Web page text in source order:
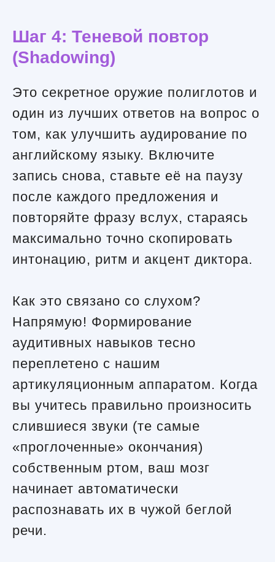
Шаг 4: Теневой повтор
(Shadowing)
Это секретное оружие полиглотов и
один из лучших ответов на вопрос о
том, как улучшить аудирование по
английскому языку. Включите
запись снова, ставьте её на паузу
после каждого предложения и
повторяйте фразу вслух, стараясь
максимально точно скопировать
интонацию, ритм и акцент диктора.
Как это связано со слухом?
Напрямую! Формирование
аудитивных навыков тесно
переплетено с нашим
артикуляционным аппаратом. Когда
вы учитесь правильно произносить
слившиеся звуки (те самые
«проглоченные» окончания)
собственным ртом, ваш мозг
начинает автоматически
распознавать их в чужой беглой
речи.